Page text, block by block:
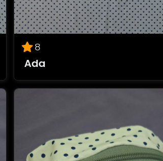
8
Ada